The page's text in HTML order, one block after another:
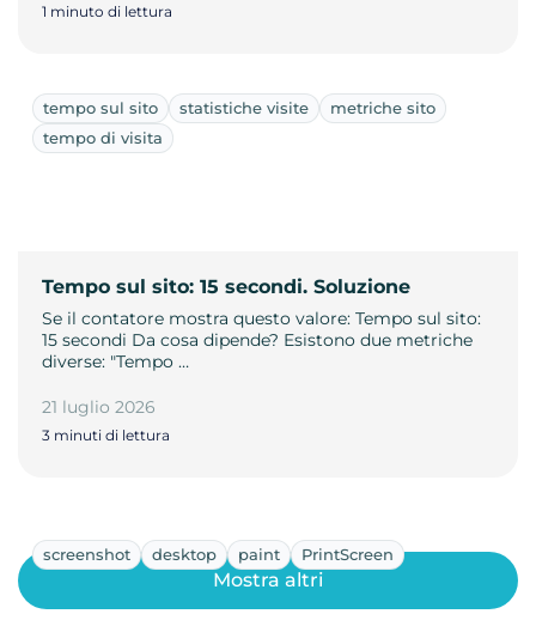
1 minuto di lettura
tempo sul sito statistiche visite
metriche sito
tempo di visita
Tempo sul sito: 15 secondi. Soluzione
Se il contatore mostra questo valore: Tempo sul sito:
15 secondi Da cosa dipende? Esistono due metriche
diverse: "Tempo …
21 luglio 2026
3 minuti di lettura
screenshot desktop paint PrintScreen
Mostra altri